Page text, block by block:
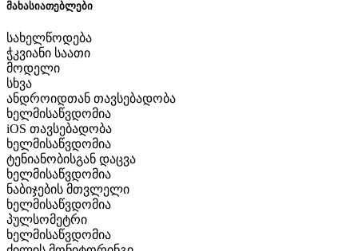
მახასიათებლები
სახელწოდება
ჭკვიანი საათი
მოდელი
სხვა
ანდროიდთან თავსებადობა
ხელმისაწვდომია
iOS თავსებადობა
ხელმისაწვდომია
ტენიანობისგან დაცვა
ხელმისაწვდომია
ნაბიჯების მთვლელი
ხელმისაწვდომია
პულსომეტრი
ხელმისაწვდომია